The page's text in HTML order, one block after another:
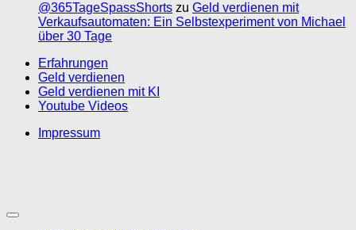
@365TageSpassShorts zu Geld verdienen mit
Verkaufsautomaten: Ein Selbstexperiment von Michael
über 30 Tage
Erfahrungen
Geld verdienen
Geld verdienen mit KI
Youtube Videos
Impressum